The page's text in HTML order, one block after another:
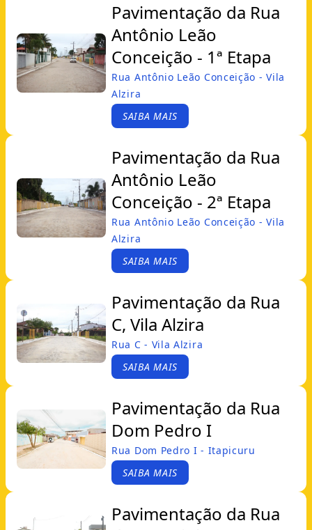
Pavimentação da Rua
Antônio Leão
Conceição - 1ª Etapa
Rua Antônio Leão Conceição - Vila
Alzira
SAIBA MAIS
Pavimentação da Rua
Antônio Leão
Conceição - 2ª Etapa
Rua Antônio Leão Conceição - Vila
Alzira
SAIBA MAIS
Pavimentação da Rua
C, Vila Alzira
Rua C - Vila Alzira
SAIBA MAIS
Pavimentação da Rua
Dom Pedro I
Rua Dom Pedro I - Itapicuru
SAIBA MAIS
Pavimentação da Rua